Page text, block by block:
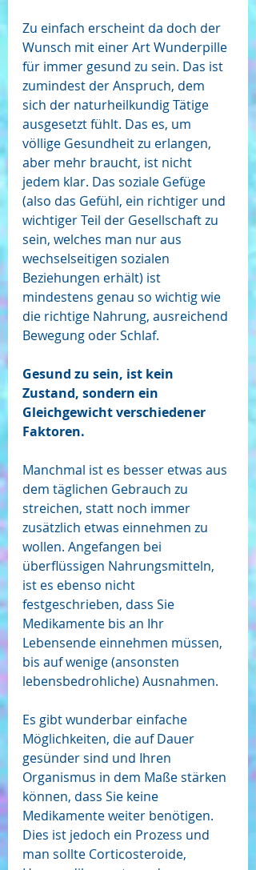
Zu einfach erscheint da doch der
Wunsch mit einer Art Wunderpille
für immer gesund zu sein. Das ist
zumindest der Anspruch, dem
sich der naturheilkundig Tätige
ausgesetzt fühlt. Das es, um
völlige Gesundheit zu erlangen,
aber mehr braucht, ist nicht
jedem klar. Das soziale Gefüge
(also das Gefühl, ein richtiger und
wichtiger Teil der Gesellschaft zu
sein, welches man nur aus
wechselseitigen sozialen
Beziehungen erhält) ist
mindestens genau so wichtig wie
die richtige Nahrung, ausreichend
Bewegung oder Schlaf.
Gesund zu sein, ist kein
Zustand, sondern ein
Gleichgewicht verschiedener
Faktoren.
Manchmal ist es besser etwas aus
dem täglichen Gebrauch zu
streichen, statt noch immer
zusätzlich etwas einnehmen zu
wollen. Angefangen bei
überflüssigen Nahrungsmitteln,
ist es ebenso nicht
festgeschrieben, dass Sie
Medikamente bis an Ihr
Lebensende einnehmen müssen,
bis auf wenige (ansonsten
lebensbedrohliche) Ausnahmen.
Es gibt wunderbar einfache
Möglichkeiten, die auf Dauer
gesünder sind und Ihren
Organismus in dem Maße stärken
können, dass Sie keine
Medikamente weiter benötigen.
Dies ist jedoch ein Prozess und
man sollte Corticosteroide,